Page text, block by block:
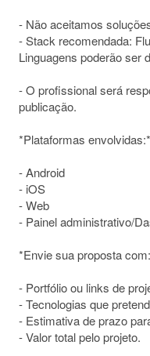
- Não aceitamos
- Stack recomendada:
Linguagens poderão ser
- O profissional será
publicação.
*Plataformas envolvidas:*
- Android
- iOS
- Web
- Painel administrativo/
*Envie sua proposta
- Portfólio ou links de
- Tecnologias que
- Estimativa de prazo
- Valor total pelo projeto.